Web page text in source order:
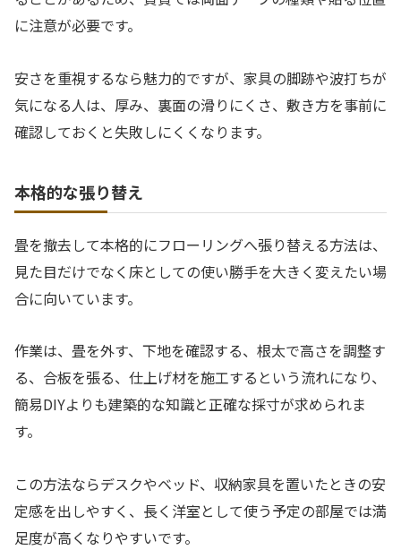
に注意が必要です。
安さを重視するなら魅力的ですが、家具の脚跡や波打ちが
気になる人は、厚み、裏面の滑りにくさ、敷き方を事前に
確認しておくと失敗しにくくなります。
本格的な張り替え
畳を撤去して本格的にフローリングへ張り替える方法は、
見た目だけでなく床としての使い勝手を大きく変えたい場
合に向いています。
作業は、畳を外す、下地を確認する、根太で高さを調整す
る、合板を張る、仕上げ材を施工するという流れになり、
簡易DIYよりも建築的な知識と正確な採寸が求められま
す。
この方法ならデスクやベッド、収納家具を置いたときの安
定感を出しやすく、長く洋室として使う予定の部屋では満
足度が高くなりやすいです。